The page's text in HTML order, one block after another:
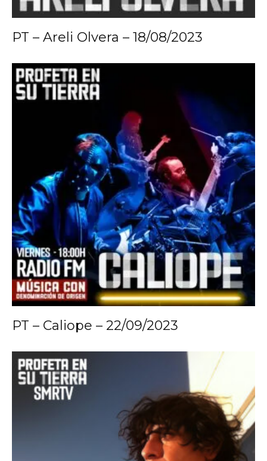
PT – Areli Olvera – 18/08/2023
PT – Caliope – 22/09/2023